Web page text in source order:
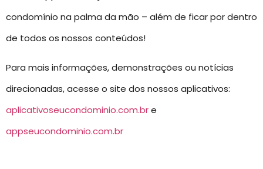
condomínio na palma da mão – além de ficar por dentro
de todos os nossos conteúdos!
Para mais informações, demonstrações ou notícias
direcionadas, acesse o site dos nossos aplicativos:
aplicativoseucondominio.com.bre
appseucondominio.com.br